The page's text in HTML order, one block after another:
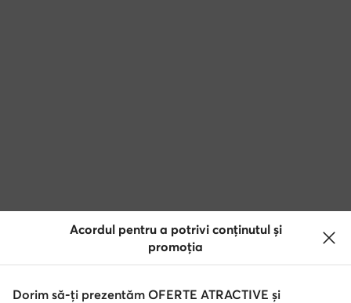
Acordul pentru a potrivi conținutul și
promoția
Dorim să-ți prezentăm OFERTE ATRACTIVE și